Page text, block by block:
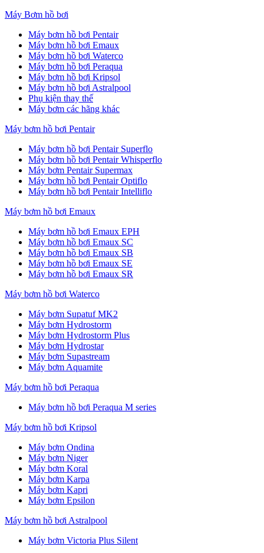
Máy Bơm hồ bơi
Máy bơm hồ bơi Pentair
Máy bơm hồ bơi Emaux
Máy bơm hồ bơi Waterco
Máy bơm hồ bơi Peraqua
Máy bơm hồ bơi Kripsol
Máy bơm hồ bơi Astralpool
Phụ kiện thay thế
Máy bơm các hãng khác
Máy bơm hồ bơi Pentair
Máy bơm hồ bơi Pentair Superflo
Máy bơm hồ bơi Pentair Whisperflo
Máy bơm Pentair Supermax
Máy bơm hồ bơi Pentair Optiflo
Máy bơm hồ bơi Pentair Intelliflo
Máy bơm hồ bơi Emaux
Máy bơm hồ bơi Emaux EPH
Máy bơm hồ bơi Emaux SC
Máy bơm hồ bơi Emaux SB
Máy bơm hồ bơi Emaux SE
Máy bơm hồ bơi Emaux SR
Máy bơm hồ bơi Waterco
Máy bơm Supatuf MK2
Máy bơm Hydrostorm
Máy bơm Hydrostorm Plus
Máy bơm Hydrostar
Máy bơm Supastream
Máy bơm Aquamite
Máy bơm hồ bơi Peraqua
Máy bơm hồ bơi Peraqua M series
Máy bơm hồ bơi Kripsol
Máy bơm Ondina
Máy bơm Niger
Máy bơm Koral
Máy bơm Karpa
Máy bơm Kapri
Máy bơm Epsilon
Máy bơm hồ bơi Astralpool
Máy bơm Victoria Plus Silent